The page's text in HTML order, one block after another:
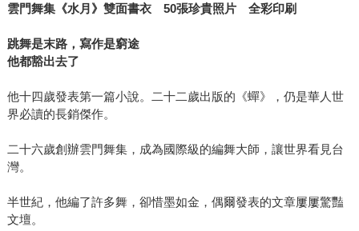
雲門舞集《水月》雙面書衣 50張珍貴照片 全彩印刷
跳舞是末路，寫作是窮途
他都豁出去了
他十四歲發表第一篇小說。二十二歲出版的《蟬》，仍是華人世
界必讀的長銷傑作。
二十六歲創辦雲門舞集，成為國際級的編舞大師，讓世界看見台
灣。
半世紀，他編了許多舞，卻惜墨如金，偶爾發表的文章屢屢驚豔
文壇。